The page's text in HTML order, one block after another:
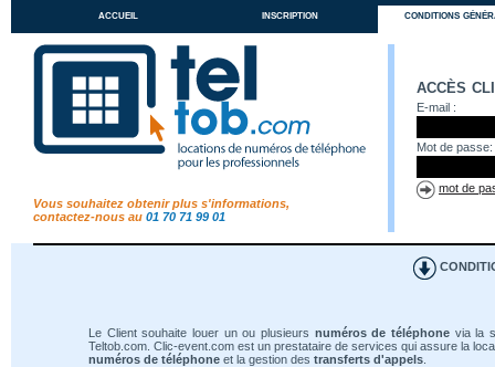
accueil inscription conditions
Vous souhaitez obtenir plus s'informations,
contactez-nous au 01 70 71 99 01
accès
E-mail :
Mot de passe:
mot de
Le Client souhaite louer un ou plusieurs numéros de téléphone via la
Teltob.com. Clic-event.com est un prestataire de services qui assure la
numéros de téléphone et la gestion des transferts d'appels